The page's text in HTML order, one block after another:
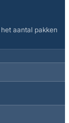
aantal pakken